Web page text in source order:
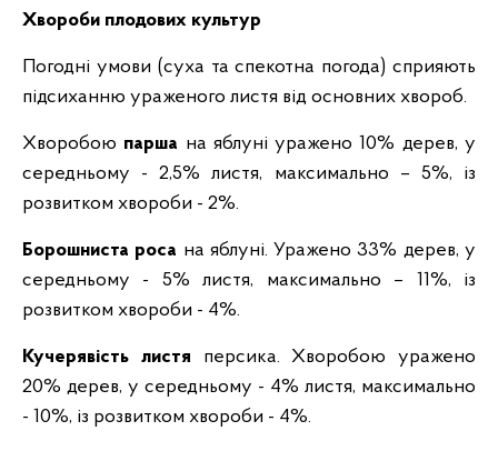
Хвороби плодових культур
Погодні умови (суха та спекотна погода) сприяють
підсиханню ураженого листя від основних хвороб.
Хворобою парша на яблуні уражено 10% дерев, у
середньому - 2,5% листя, максимально – 5%, із
розвитком хвороби - 2%.
Борошниста роса на яблуні. Уражено 33% дерев, у
середньому - 5% листя, максимально – 11%, із
розвитком хвороби - 4%.
Кучерявість листя персика. Хворобою уражено
20% дерев, у середньому - 4% листя, максимально
- 10%, із розвитком хвороби - 4%.